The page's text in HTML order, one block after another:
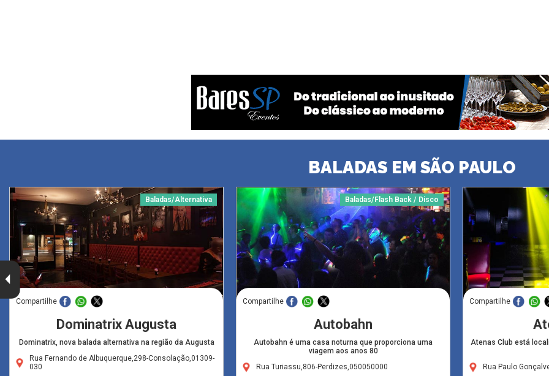
BALADAS EM SÃO PAULO
Baladas/Alternativa
Compartilhe
Dominatrix Augusta
Dominatrix, nova balada alternativa na região da Augusta
Rua Fernando de Albuquerque,298-Consolação,01309-
030
Baladas/Flash Back / Disco
Compartilhe
Autobahn
Autobahn é uma casa noturna que proporciona uma
viagem aos anos 80
Rua Turiassu,806-Perdizes,050050000
Compartilhe
Atenas Club está
Rua Paulo